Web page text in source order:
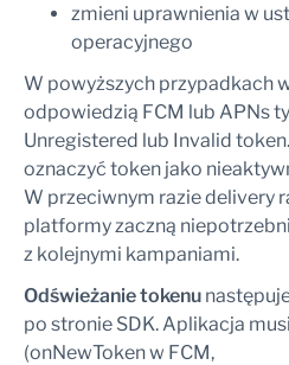
zmieni uprawnienia w
operacyjnego
W powyższych przypadkach
odpowiedzią FCM lub APNs
Unregistered lub Invalid token.
oznaczyć token jako
W przeciwnym razie delivery
platformy zaczną
z kolejnymi kampaniami.
Odświeżanie tokenu
po stronie SDK. Aplikacja
(onNewToken w FCM,